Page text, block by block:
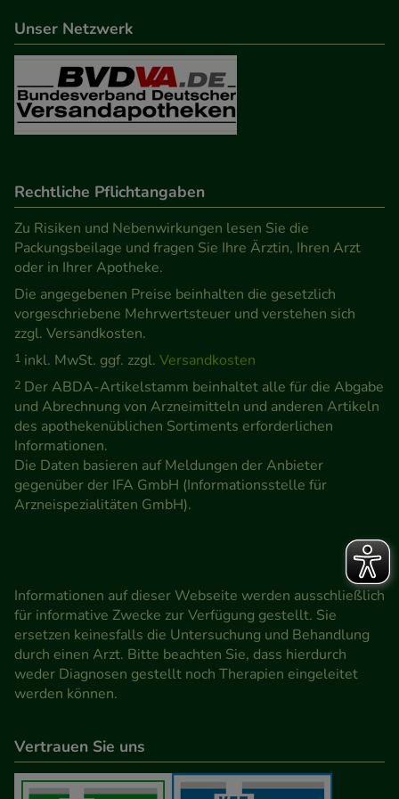
Informationen über die Art und Weise der Nutzung
unserer Website sammeln, mit deren Hilfe wir
unsere Website weiter für Sie optimieren können,
den Inhalt auf unserer Website aber auch die
Werbung auf Drittseiten möglichst relevant für Sie
Medien übertragen werden.
Unser Netzwerk
Rechtliche Pflichtangaben
Zu Risiken und Nebenwirkungen lesen Sie die
Packungsbeilage und fragen Sie Ihre Ärztin, Ihren Arzt
oder in Ihrer Apotheke.
Die angegebenen Preise beinhalten die gesetzlich
vorgeschriebene Mehrwertsteuer und verstehen sich
zzgl. Versandkosten.
1 inkl. MwSt. ggf. zzgl. Versandkosten
2 Der ABDA-Artikelstamm beinhaltet alle für die Abgabe
und Abrechnung von Arzneimitteln und anderen Artikeln
des apothekenüblichen Sortiments erforderlichen
Informationen.
Die Daten basieren auf Meldungen der Anbieter
gegenüber der IFA GmbH (Informationsstelle für
Arzneispezialitäten GmbH).
Informationen auf dieser Webseite werden ausschließlich
für informative Zwecke zur Verfügung gestellt. Sie
ersetzen keinesfalls die Untersuchung und Behandlung
durch einen Arzt. Bitte beachten Sie, dass hierdurch
weder Diagnosen gestellt noch Therapien eingeleitet
werden können.
Vertrauen Sie uns